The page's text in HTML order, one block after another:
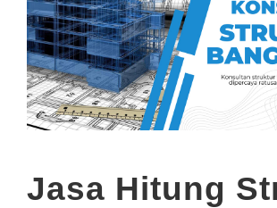
Jasa Hitung